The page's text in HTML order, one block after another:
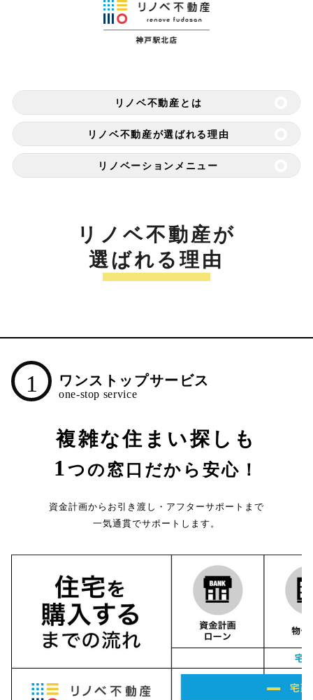
リノベ不動産とは
リノベ不動産が選ばれる理由
リノベーションメニュー
リノベ不動産が
選ばれる理由
1 ワンストップサービス
複雑な住まい探しも
1つの窓口だから安心！
資金計画からお引き渡し・アフターサポートまで
一気通貫でサポートします。